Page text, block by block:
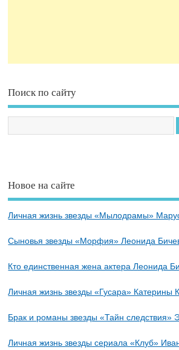
Поиск по сайту
Новое на сайте
Личная жизнь звезды «Мылодрамы»
Сыновья звезды «Морфия» Леонида
Кто единственная жена актера Леонида
Личная жизнь звезды «Гусара» Катерины
Брак и романы звезды «Тайн следствия»
Личная жизнь звезды сериала «Клуб»